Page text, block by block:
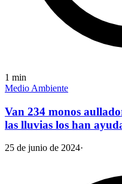
1 min
Medio Ambiente
Van 234 monos
las lluvias los han
25 de junio de 2024·